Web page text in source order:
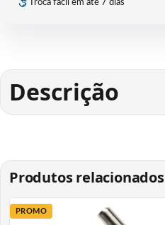
Troca fácil em até 7 dias
Descrição
Produtos relacionados
PROMO